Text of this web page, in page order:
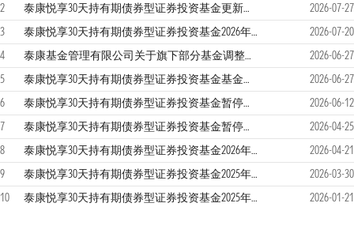
2
泰康悦享30天持有期债券型证券投资基金更新招募说明书(2026年第1次更新)
2026-07-27
3
泰康悦享30天持有期债券型证券投资基金2026年第二季度报告
2026-07-20
4
泰康基金管理有限公司关于旗下部分基金调整业绩比较基准并修订基金合同的公告
2026-06-27
5
泰康悦享30天持有期债券型证券投资基金基金合同（2026年6月）
2026-06-27
6
泰康悦享30天持有期债券型证券投资基金暂停大额申购（含转换转入及定投）业务公告
2026-06-12
7
泰康悦享30天持有期债券型证券投资基金暂停大额申购（含转换转入及定投）业务公告
2026-04-25
8
泰康悦享30天持有期债券型证券投资基金2026年第一季度报告
2026-04-21
9
泰康悦享30天持有期债券型证券投资基金2025年年度报告
2026-03-30
10
泰康悦享30天持有期债券型证券投资基金2025年第四季度报告 2026-01-21